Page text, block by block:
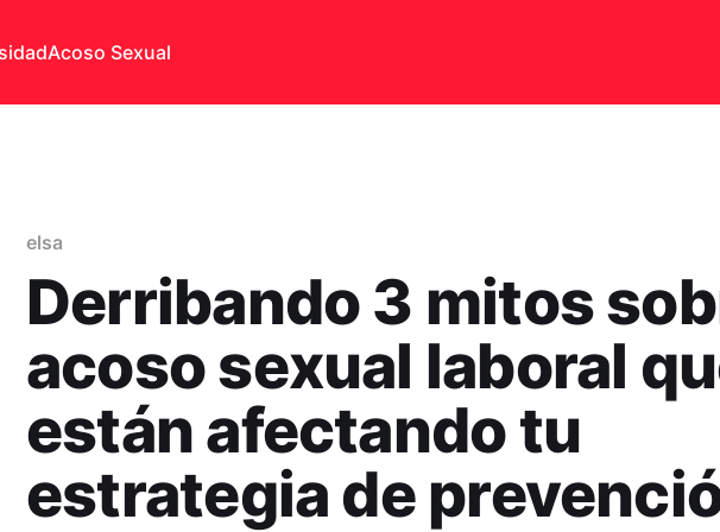
Acoso Sexual
elsa
Derribando 3 mitos
acoso sexual laboral
están afectando tu
estrategia de